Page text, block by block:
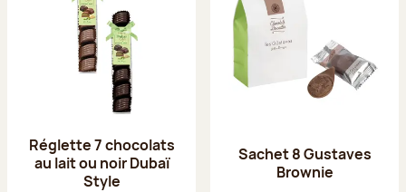
Réglette 7 chocolats
au lait ou noir Dubaï
Style
Sachet 8 Gustaves
Brownie